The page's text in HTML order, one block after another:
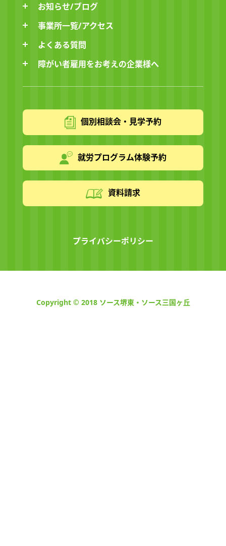
お知らせ/ブログ
事業所一覧/アクセス
よくある質問
障がい者雇用をお考えの企業様へ
個別相談会・見学予約
就労プログラム体験予約
資料請求
プライバシーポリシー
Copyright © 2018 ソース堺東・ソース三国ヶ丘